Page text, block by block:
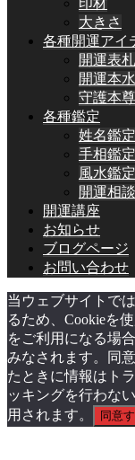
印材
大きさ
各種開運アイ
開運表札
開運本
守護本尊
各種鑑定
姓名鑑定
手相鑑定
風水鑑定
開運相談
開運講座
お知らせ
ブログページ
お問い合わせ
当ウェブサイトで
るため、Cookieを
をご利用になる場
みなされます。同
たときに情報はト
ッキングを行わな
用されます。
同意